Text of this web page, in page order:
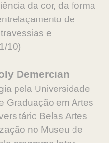
da cor, da forma
de
e
10)
Demercian
pela Universidade
Graduação em Artes
Belas Artes
no Museu de